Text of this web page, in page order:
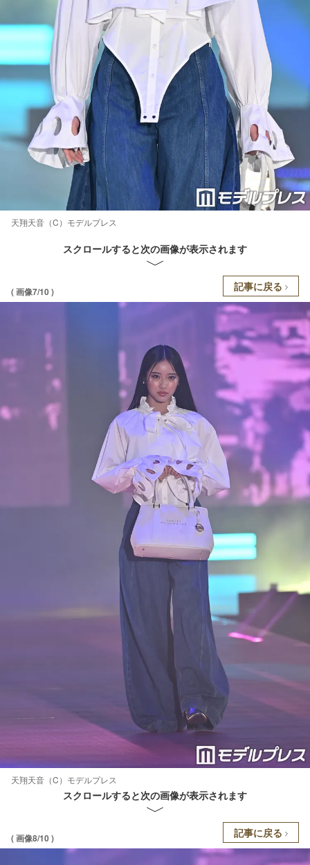
天翔天音（C）モデルプレス
スクロールすると次の画像が表示されます
( 画像7/10 ) 記事に戻る
天翔天音（C）モデルプレス
スクロールすると次の画像が表示されます
( 画像8/10 ) 記事に戻る